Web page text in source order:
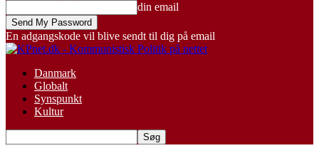
din email
En adgangskode vil blive sendt til dig på email
Danmark
Globalt
Synspunkt
Kultur